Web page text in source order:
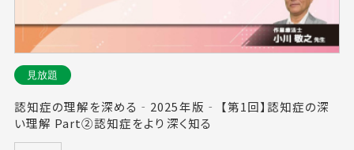
見放題
認知症の理解を深める‐2025年版‐ 【第1回】認知症の深
い理解 Part②認知症をより深く知る